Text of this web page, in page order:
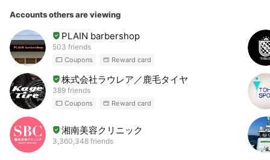
Accounts others are viewing
PLAIN barbershop
503 friends
Coupons Reward card
株式会社ラウレア／鹿毛タイヤ
389 friends
Coupons Reward card
湘南美容クリニック
3,360,348 friends